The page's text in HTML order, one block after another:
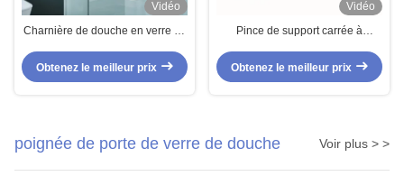
Vidéo
Charnière de douche en verre en
ouverture à 135 degrés pour
verre de 8 à 12 mm d'épaisseur
Obtenez le meilleur prix
Vidéo
Pince de support carrée à
en forme de D, charnière noire à
Obtenez le meilleur prix
poignée de porte de verre de douche Voir plus > >